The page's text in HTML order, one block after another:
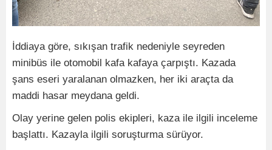
İddiaya göre, sıkışan trafik nedeniyle seyreden
minibüs ile otomobil kafa kafaya çarpıştı. Kazada
şans eseri yaralanan olmazken, her iki araçta da
maddi hasar meydana geldi.
Olay yerine gelen polis ekipleri, kaza ile ilgili inceleme
başlattı. Kazayla ilgili soruşturma sürüyor.